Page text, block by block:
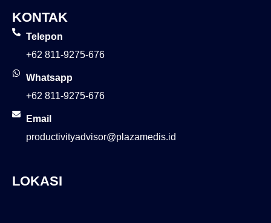
KONTAK
Telepon
+62 811-9275-676
Whatsapp
+62 811-9275-676
Email
productivityadvisor@plazamedis.id
LOKASI